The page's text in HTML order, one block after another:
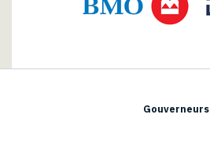
Gouverneurs